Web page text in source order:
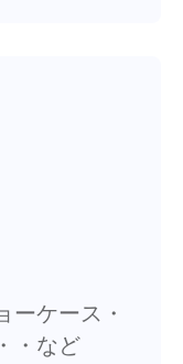
ーケース・
・など